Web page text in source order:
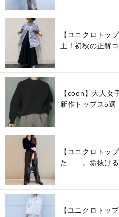
【ユニクロトッ
主！初秋の正解
【coen】大人女
新作トップス5選
【ユニクロトッ
た……。垢抜ける
【ユニクロトッ